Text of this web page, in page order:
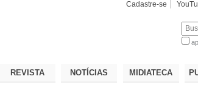
Cadastre-se
REVISTA NOTÍCIAS MIDIATECA